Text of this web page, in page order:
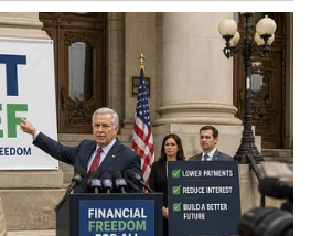
களவாடும்
பழியைத் தமிழ்நாட்டு
மோடி சுமத்தலாமா?
நேர்மையற்றவர்கள்